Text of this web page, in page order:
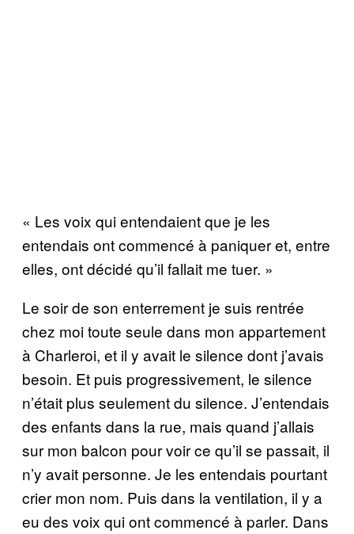
« Les voix qui entendaient que je les
entendais ont commencé à paniquer et, entre
elles, ont décidé qu’il fallait me tuer. »
Le soir de son enterrement je suis rentrée
chez moi toute seule dans mon appartement
à Charleroi, et il y avait le silence dont j’avais
besoin. Et puis progressivement, le silence
n’était plus seulement du silence. J’entendais
des enfants dans la rue, mais quand j’allais
sur mon balcon pour voir ce qu’il se passait, il
n’y avait personne. Je les entendais pourtant
crier mon nom. Puis dans la ventilation, il y a
eu des voix qui ont commencé à parler. Dans